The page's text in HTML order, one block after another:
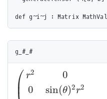
⎛
⎜ r2
0
0
sin(θ)2r2
r 00 sin(θ)2r2 000sin